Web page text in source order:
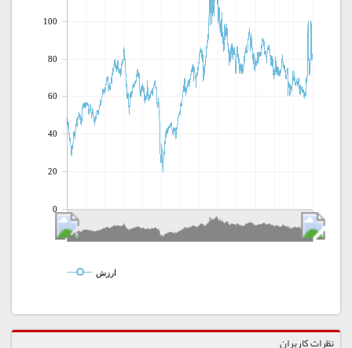
0
20
40
60
80
100
ارزش
نظرات کاربران